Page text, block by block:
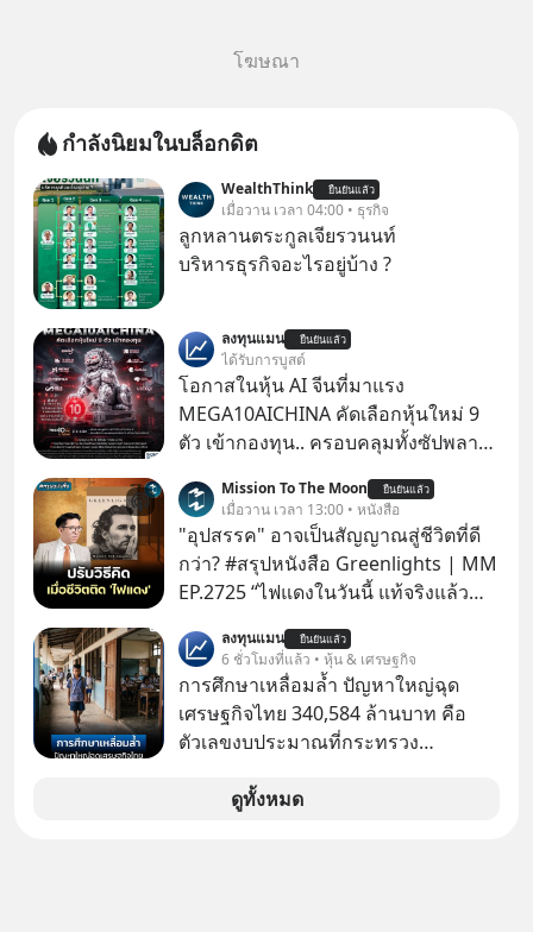
โฆษณา
กำลังนิยมในบล็อกดิต
WealthThink ยืนยันแล้ว
เมื่อวาน เวลา 04:00 • ธุรกิจ
ลูกหลานตระกูลเจียรวนนท์
บริหารธุรกิจอะไรอยู่บ้าง ?
ลงทุนแมน ยืนยันแล้ว
ได้รับการบูสต์
โอกาสในหุ้น AI จีนที่มาแรง
MEGA10AICHINA คัดเลือกหุ้นใหม่ 9
ตัว เข้ากองทุน.. ครอบคลุมทั้งซัปพลาย
โปรโมชัน ลด 50% ค่าธรรมเนียมซื้อ |
ยอด 2 ล้านบาทขึ้นไป ฟรีค่าธรรมเนียม
ซื้อ
Mission To The Moon ยืนยันแล้ว
เมื่อวาน เวลา 13:00 • หนังสือ
"อุปสรรค" อาจเป็นสัญญาณสู่ชีวิตที่ดี
กว่า? #สรุปหนังสือ Greenlights | MM
EP.2725 “ไฟแดงในวันนี้ แท้จริงแล้ว
เปลี่ยนสี” McConaughey ดาราดาวรุ่ง
ในยุคหนึ่ง เคยปฏิเสธเงินค่าตัวหนังรอม
คอมที่สูงถึง 14.5 ล้านดอลลาร์ (หรือ
ราว 500 ล้านบาท) เพียงเพราะเขาไม่
ตามมาคือ โทรศัพท์ของเขากลายเป็น
ความเงียบสนิทนานถึง 14 เดือนเต็ม แต่
ลงทุนแมน ยืนยันแล้ว
6 ชั่วโมงที่แล้ว • หุ้น & เศรษฐกิจ
การศึกษาเหลื่อมล้ำ ปัญหาใหญ่ฉุด
เศรษฐกิจไทย 340,584 ล้านบาท คือ
ตัวเลขงบประมาณที่กระทรวง
รายจ่ายประจำปี 2568 ซึ่งมากที่สุดเป็น
ดูทั้งหมด